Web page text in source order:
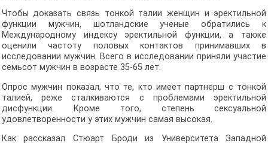
Чтобы доказать связь тонкой талии женщин и эректильной
функции мужчин, шотландские ученые обратились к
Международному индексу эректильной функции, а также
оценили частоту половых контактов принимавших в
исследовании мужчин. Всего в исследовании приняли участие
семьсот мужчин в возрасте 35-65 лет.
Опрос мужчин показал, что те, кто имеет партнерш с тонкой
талией, реже сталкиваются с проблемами эректильной
дисфункции. Кроме того, степень сексуальной
удовлетворенности у этих мужчин самая высокая.
Как рассказал Стюарт Броди из Университета Западной